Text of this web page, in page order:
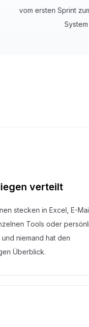
vom ersten Sprint
System
verteilt
stecken in Excel, E-
Tools oder
und niemand hat den
Überblick.